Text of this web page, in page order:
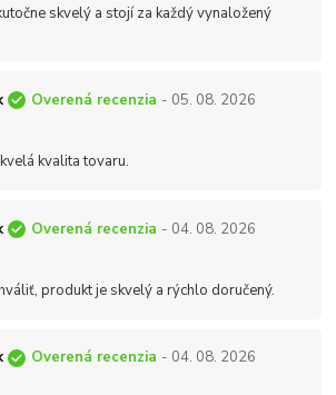
skvelý a stojí za každý vynaložený
Overená recenzia - 05. 08. 2026
kvalita tovaru.
Overená recenzia - 04. 08. 2026
produkt je skvelý a rýchlo doručený.
Overená recenzia - 04. 08. 2026